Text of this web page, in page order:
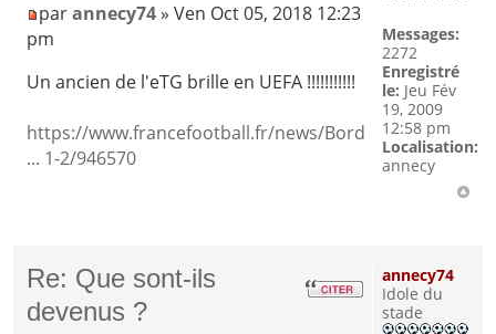
parannecy74» Ven Oct 05, 2018 12:23
pm
Un ancien de l'eTG brille en UEFA !!!!!!!!!!!
https://www.francefootball.fr/news/Bord
... 1-2/946570
Messages:
2272
Enregistré
le: Jeu Fév
19, 2009
12:58 pm
Localisation:
annecy
Re: Que sont-ils
devenus ?
annecy74
Idole du
stade